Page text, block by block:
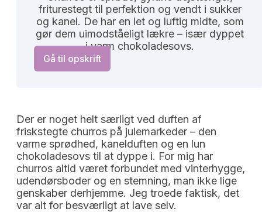
friturestegt til perfektion og vendt i sukker
og kanel. De har en let og luftig midte, som
gør dem uimodståeligt lækre – især dyppet
i varm chokoladesovs.
Gå til opskrift
Der er noget helt særligt ved duften af
friskstegte churros på julemarkeder – den
varme sprødhed, kanelduften og en lun
chokoladesovs til at dyppe i. For mig har
churros altid været forbundet med vinterhygge,
udendørsboder og en stemning, man ikke lige
genskaber derhjemme. Jeg troede faktisk, det
var alt for besværligt at lave selv.